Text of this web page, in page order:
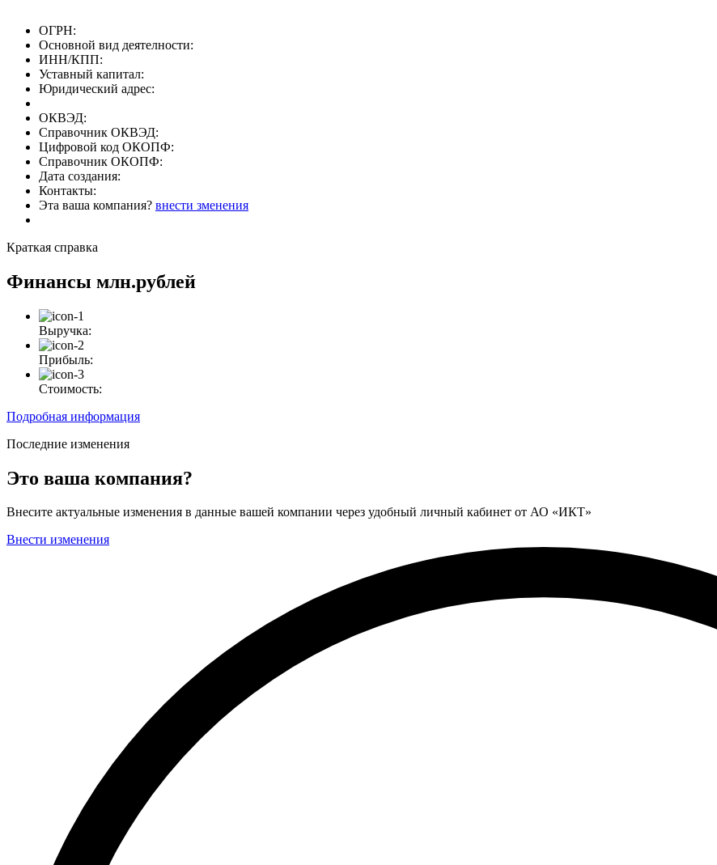
ОГРН:
Основной вид деятелности:
ИНН/КПП:
Уставный капитал:
Юридический адрес:
ОКВЭД:
Справочник ОКВЭД:
Цифровой код ОКОПФ:
Справочник ОКОПФ:
Дата создания:
Контакты:
Эта ваша компания? внести зменения
Краткая справка
Финансы млн.рублей
Выручка:
Прибыль:
Стоимость:
Подробная информация
Последние изменения
Это ваша компания?
Внесите актуальные изменения в данные вашей компании через удобный личный кабинет от АО «ИКТ»
Внести изменения